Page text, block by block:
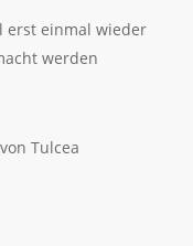
erst einmal wieder
werden
Tulcea